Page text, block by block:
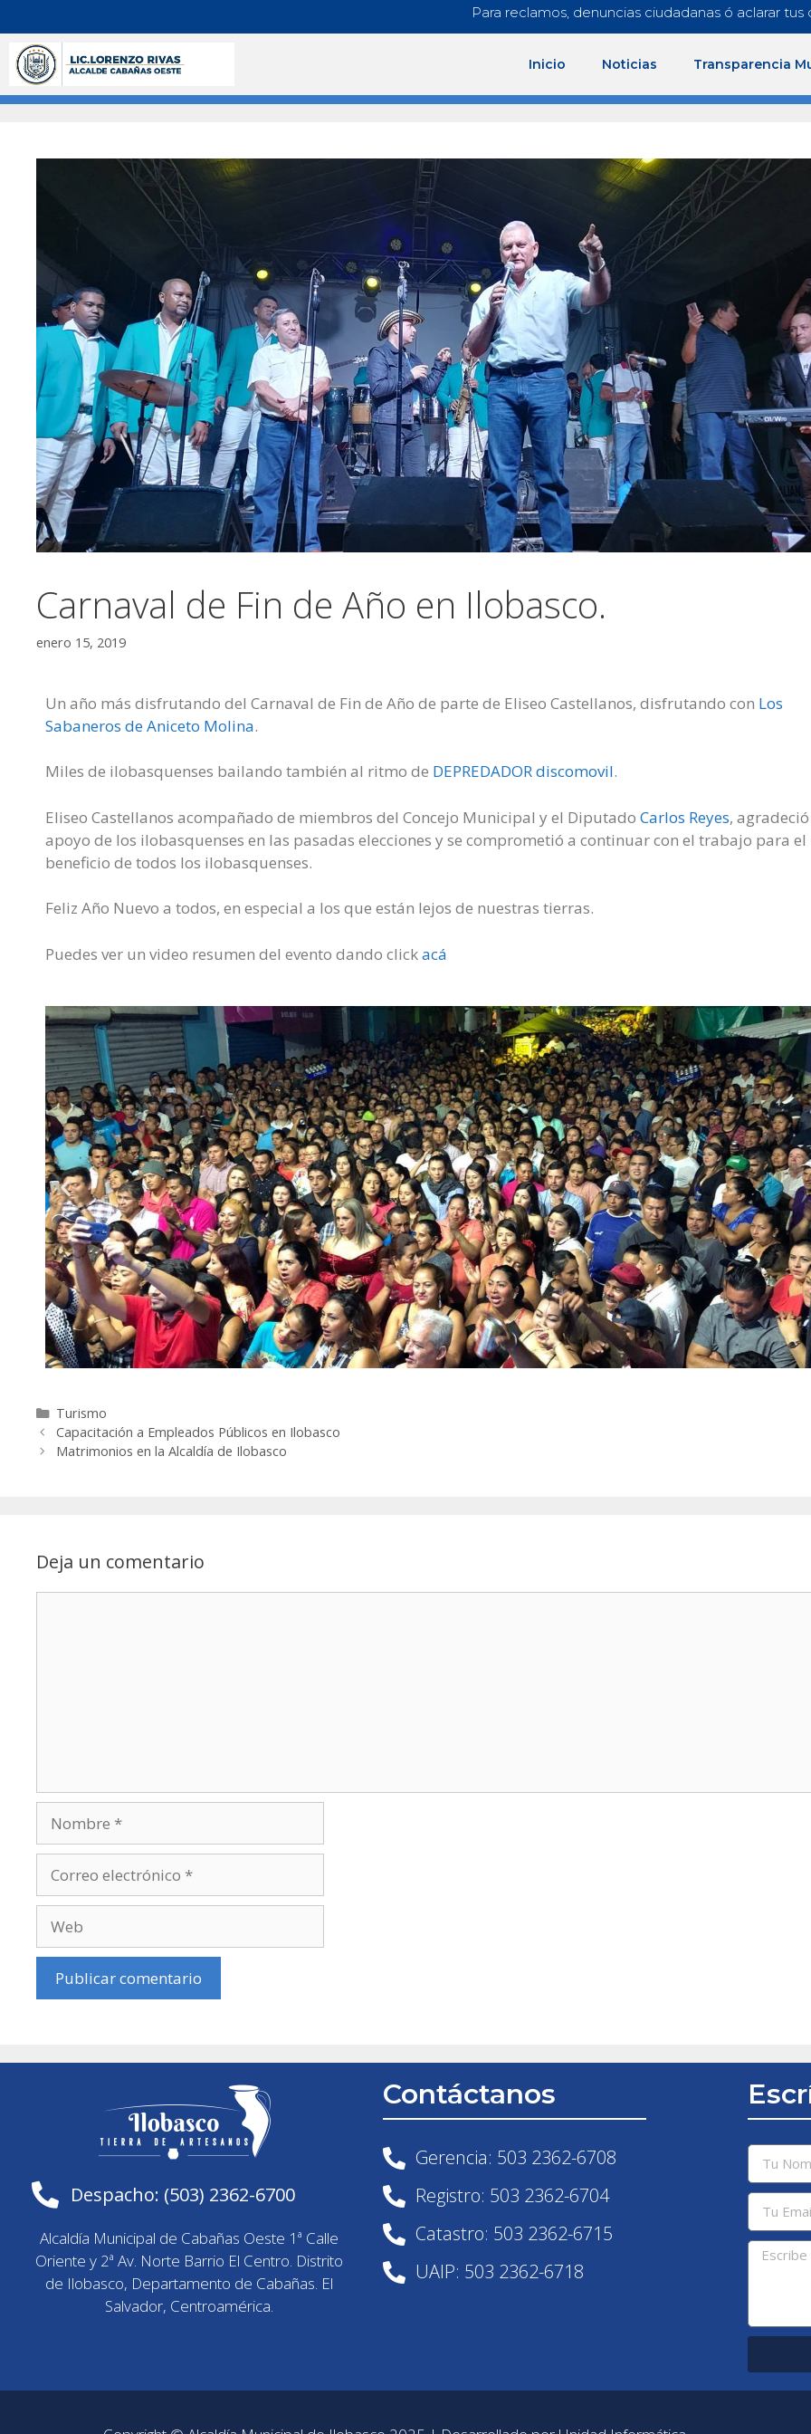
Para reclamos, denuncias ciudadanas ó aclarar
Inicio Noticias Transparencia
Carnaval de Fin de Año en Ilobasco.
enero 15, 2019
Un año más disfrutando del Carnaval de Fin de Año de parte de Eliseo Castellanos, disfrutando con Los
Sabaneros de Aniceto Molina.
Miles de ilobasquenses bailando también al ritmo de DEPREDADOR discomovil.
Eliseo Castellanos acompañado de miembros del Concejo Municipal y el Diputado Carlos Reyes,
apoyo de los ilobasquenses en las pasadas elecciones y se comprometió a continuar con el trabajo para el
beneficio de todos los ilobasquenses.
Feliz Año Nuevo a todos, en especial a los que están lejos de nuestras tierras.
Puedes ver un video resumen del evento dando clickacá
Turismo
Capacitación a Empleados Públicos en Ilobasco
Matrimonios en la Alcaldía de Ilobasco
Deja un comentario
Despacho: (503) 2362-6700
Alcaldía Municipal de Cabañas Oeste 1ª Calle
Oriente y 2ª Av. Norte Barrio El Centro. Distrito
de Ilobasco, Departamento de Cabañas. El
Salvador, Centroamérica.
Contáctanos
Gerencia: 503 2362-6708
Registro: 503 2362-6704
Catastro: 503 2362-6715
UAIP: 503 2362-6718